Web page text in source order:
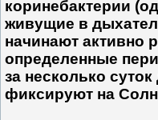
коринебактерии
живущие в
начинают активно
определенные
за несколько
фиксируют на